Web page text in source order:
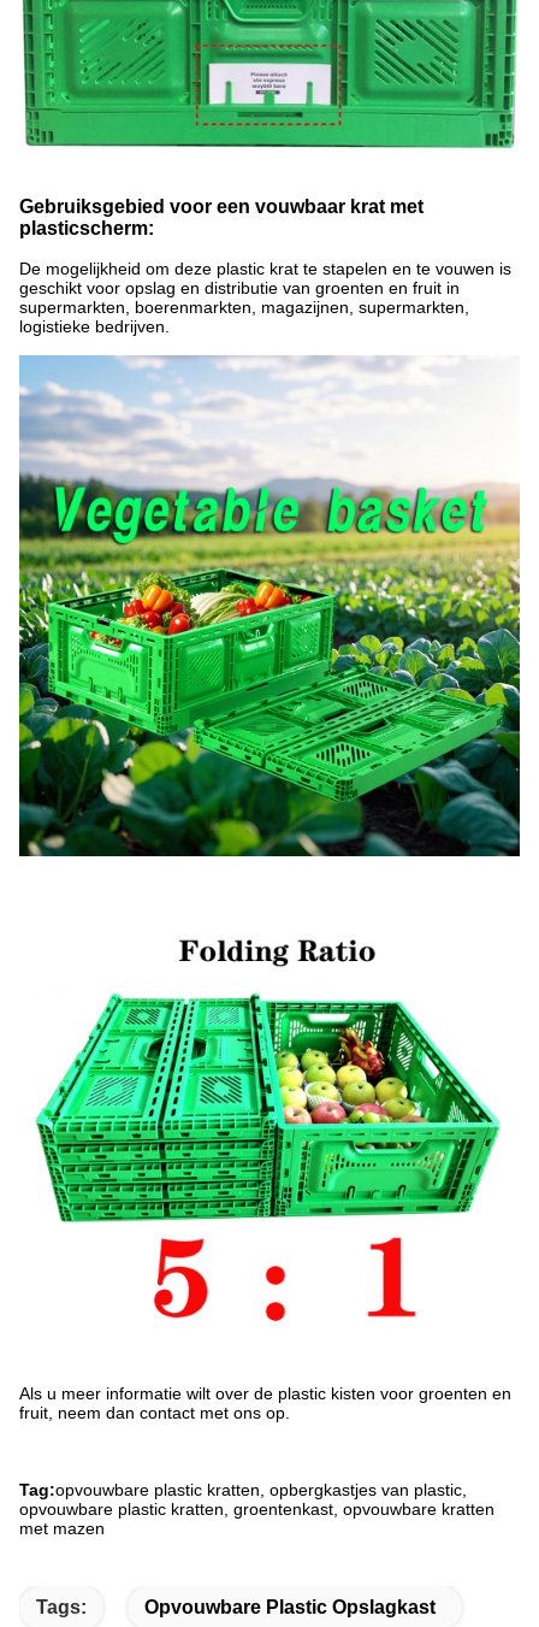
Gebruiksgebied voor een vouwbaar krat met
plasticscherm:
De mogelijkheid om deze plastic krat te stapelen en te vouwen is
geschikt voor opslag en distributie van groenten en fruit in
supermarkten, boerenmarkten, magazijnen, supermarkten,
logistieke bedrijven.
Als u meer informatie wilt over de plastic kisten voor groenten en
fruit, neem dan contact met ons op.
Tag:opvouwbare plastic kratten, opbergkastjes van plastic,
opvouwbare plastic kratten, groentenkast, opvouwbare kratten
met mazen
Tags: Opvouwbare Plastic Opslagkast